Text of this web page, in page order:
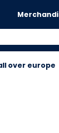
over europe